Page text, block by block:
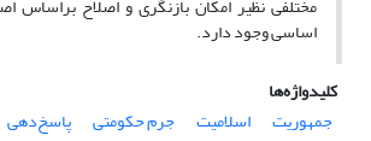
اساسی وجود دارد.
کلیدواژه‌ها
جمهوریت
اسلامیت جرم حکومتی پاسخ‌دهی